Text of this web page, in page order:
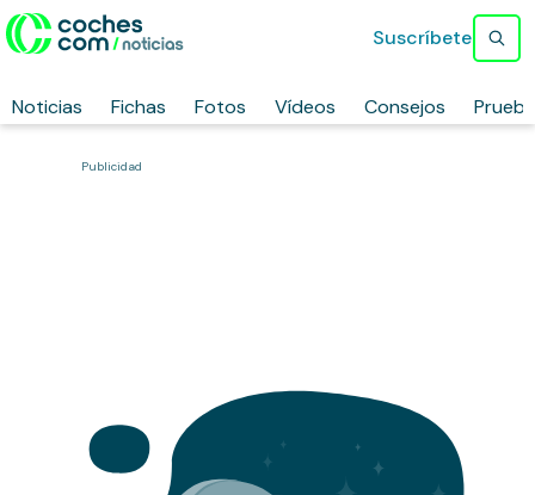
Noticias Fichas Fotos Vídeos Consejos
Suscríbete
Publicidad